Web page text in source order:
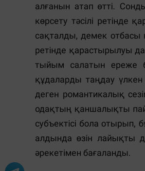
алғанын атап өтті.
көрсету тәсілі
сақталды, демек отбасы
ретінде қарастырылуы
тыйым салатын ереже
құдаларды таңдау
деген романтикалық
одақтың қаншалықты
субъектісі бола отырып,
алдында өзін лайықты
әрекетімен бағаланды.